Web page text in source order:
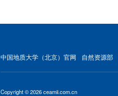
中国地质大学（北京）官网 自然资源部
Copyright © 2026 ceamii.com.cn